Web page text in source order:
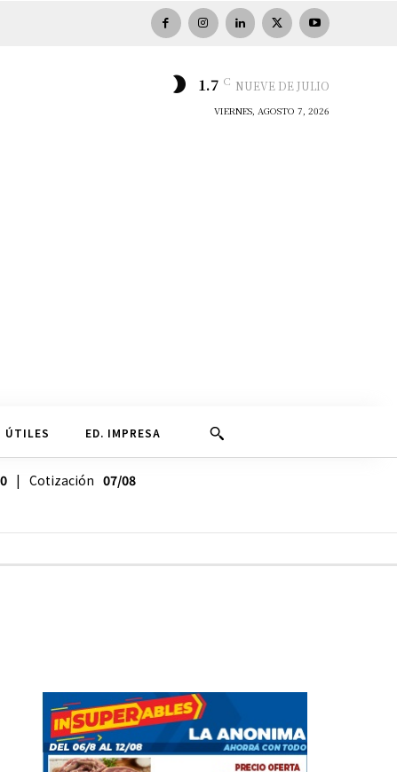
1.7 C NUEVE DE JULIO
VIERNES, AGOSTO 7, 2026
ÚTILES ED. IMPRESA
| Cotización 07/08